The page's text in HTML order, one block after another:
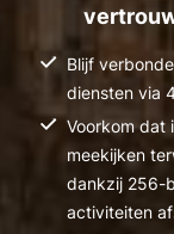
Blijf
diensten via
Voorkom dat
meekijken
dankzij 256-
activiteiten